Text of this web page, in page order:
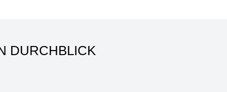
DURCHBLICK